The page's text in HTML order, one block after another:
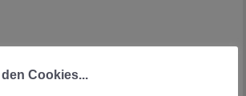
Cookies...